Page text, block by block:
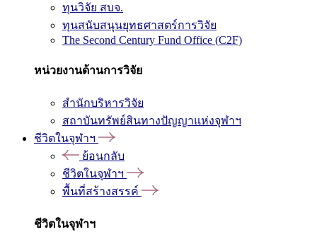
ทุนวิจัย สบจ.
ทุนสนับสนุนยุทธศาสตร์การวิจัย
The Second Century Fund Office (C2F)
หน่วยงานด้านการวิจัย
สำนักบริหารวิจัย
สถาบันทรัพย์สินทางปัญญาแห่งจุฬาฯ
ชีวิตในจุฬาฯ
ย้อนกลับ
ชีวิตในจุฬาฯ
พื้นที่สร้างสรรค์
ชีวิตในจุฬาฯ